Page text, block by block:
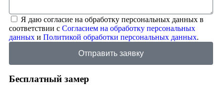
Я даю согласие на обработку персональных данных в
соответствии с Согласием на обработку персональных
данных и Политикой обработки персональных данных.
Отправить заявку
Бесплатный замер